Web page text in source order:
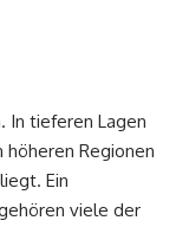
In tieferen Lagen
Regionen
Ein
viele der